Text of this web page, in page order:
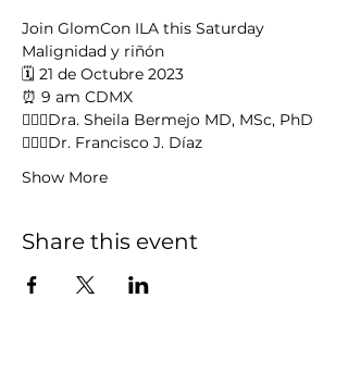
Join GlomCon ILA this Saturday
Malignidad y riñón
🗓️ 21 de Octubre 2023
⏰ 9 am CDMX
👩🏼‍⚕️Dra. Sheila Bermejo MD, MSc, PhD
👨🏻‍⚕️Dr. Francisco J. Díaz
Show More
Share this event